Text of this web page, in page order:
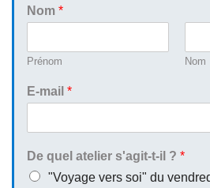
Nom *
Prénom Nom
E-mail *
De quel atelier s'agit-t-il ? *
"Voyage vers soi" du